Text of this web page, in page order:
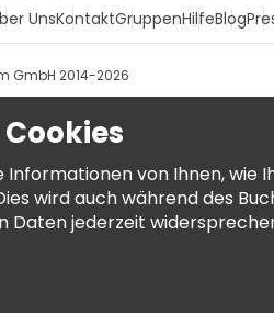
UnsKontaktGruppenHilfeBlog
GmbH 2014-2026
Informationen von Ihnen, wie
wird auch während des
Daten jederzeit